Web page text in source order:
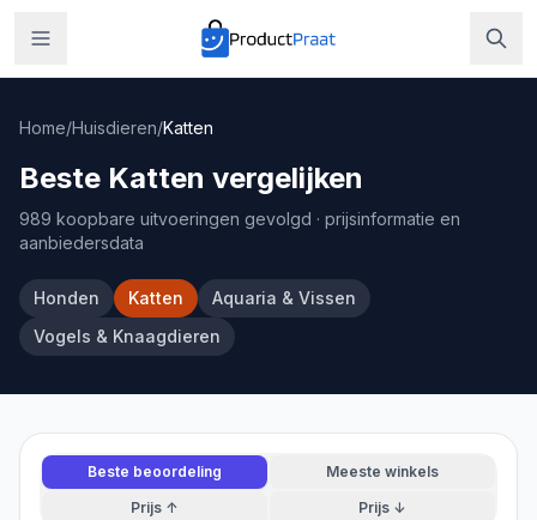
Home/Huisdieren/Katten
Beste Katten vergelijken
989 koopbare uitvoeringen gevolgd · prijsinformatie en
aanbiedersdata
Honden Katten
Aquaria & Vissen
Vogels & Knaagdieren
Beste beoordeling
Meeste winkels
Prijs ↑
Prijs ↓